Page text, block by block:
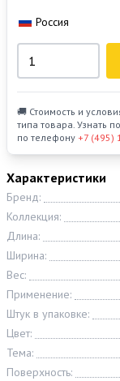
Характеристики
Бренд:
Коллекция:
Длина:
Ширина:
Вес:
Применение:
Штук в упаковке:
Цвет:
Тема:
Поверхность:
Россия
🚚 Стоимость и
типа товара. Узнать
по телефону +7 (495)